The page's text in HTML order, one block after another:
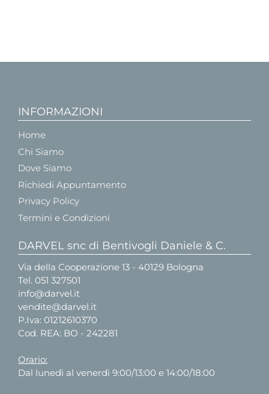
INFORMAZIONI
Home
Chi Siamo
Dove Siamo
Richiedi Appuntamento
Privacy Policy
Termini e Condizioni
DARVEL snc di Bentivogli Daniele & C.
Via della Cooperazione 13 - 40129 Bologna
Tel. 051 327501
info@darvel.it
vendite@darvel.it
P.Iva: 01212610370
Cod. REA: BO - 242281
Orario:
Dal lunedì al venerdì 9:00/13:00 e 14:00/18:00